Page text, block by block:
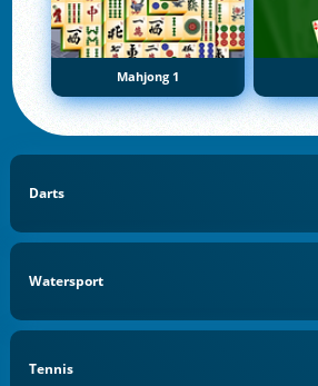
Mahjong 1
Darts
Watersport
Tennis